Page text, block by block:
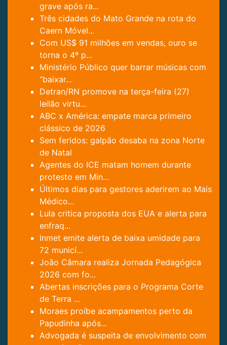
grave após ra...
Três cidades do Mato Grande na rota do
Caern Móvel...
Com US$ 91 milhões em vendas, ouro se
torna o 4º p...
Ministério Público quer barrar músicas com
“baixar...
Detran/RN promove na terça-feira (27)
leilão virtu...
ABC x América: empate marca primeiro
clássico de 2026
Sem feridos: galpão desaba na zona Norte
de Natal
Agentes do ICE matam homem durante
protesto em Min...
Últimos dias para gestores aderirem ao Mais
Médico...
Lula critica proposta dos EUA e alerta para
enfraq...
Inmet emite alerta de baixa umidade para
72 municí...
João Câmara realiza Jornada Pedagógica
2026 com fo...
Abertas inscrições para o Programa Corte
de Terra ...
Moraes proíbe acampamentos perto da
Papudinha após...
Advogada é suspeita de envolvimento com